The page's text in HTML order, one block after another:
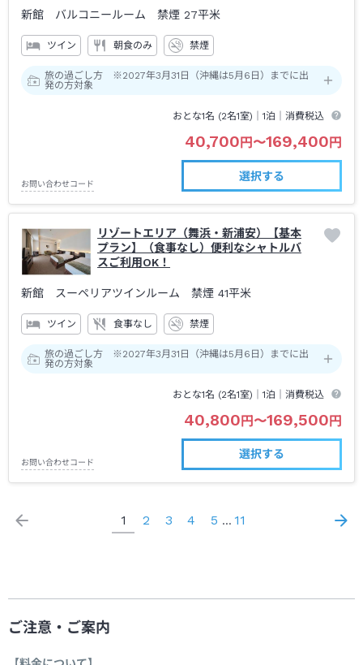
新館 バルコニールーム 禁煙 27平米
ツイン 朝食のみ 禁煙
旅の過ごし方 ※2027年3月31日（沖縄は5月6日）までに出
発の方対象
おとな1名 (2名1室)｜1泊 ｜消費税込
40,700 円 〜169,400 円
お問い合わせコード
選択する
リゾートエリア（舞浜・新浦安）【基本
プラン】（食事なし）便利なシャトルバ
スご利用OK！
新館 スーペリアツインルーム 禁煙 41平米
ツイン 食事なし 禁煙
旅の過ごし方 ※2027年3月31日（沖縄は5月6日）までに出
発の方対象
おとな1名 (2名1室)｜1泊 ｜消費税込
40,800 円 〜169,500 円
お問い合わせコード
選択する
1 2 3 4 5 … 11
ご注意・ご案内